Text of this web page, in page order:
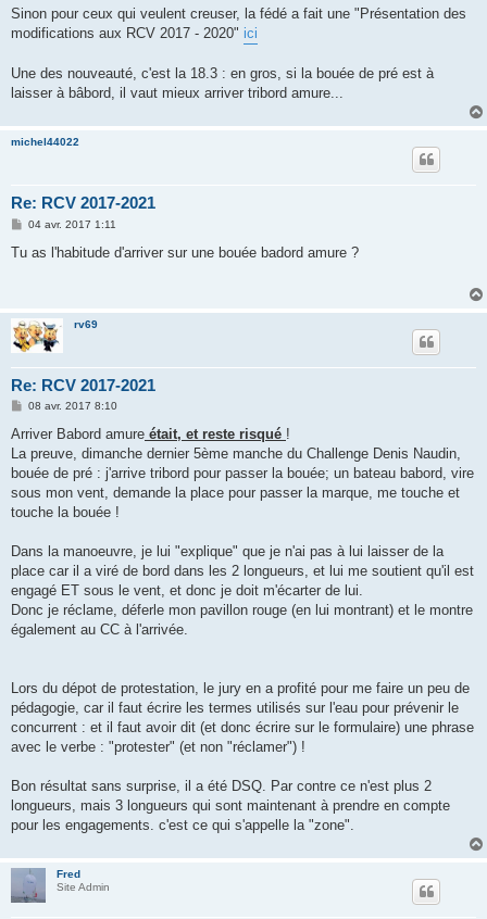
Sinon pour ceux qui veulent creuser, la fédé a fait une "Présentation des
modifications aux RCV 2017 - 2020" ici
Une des nouveauté, c'est la 18.3 : en gros, si la bouée de pré est à
laisser à bâbord, il vaut mieux arriver tribord amure...
michel44022
Re: RCV 2017-2021
M
s
04 avr. 2017 1:11
Tu as l'habitude d'arriver sur une bouée badord amure ?
rv69
Re: RCV 2017-2021
M
s
a
g
08 avr. 2017 8:10
Arriver Babord amure était, et reste risqué !
La preuve, dimanche dernier 5ème manche du Challenge Denis Naudin,
bouée de pré : j'arrive tribord pour passer la bouée; un bateau babord, vire
sous mon vent, demande la place pour passer la marque, me touche et
touche la bouée !
Dans la manoeuvre, je lui "explique" que je n'ai pas à lui laisser de la
place car il a viré de bord dans les 2 longueurs, et lui me soutient qu'il est
engagé ET sous le vent, et donc je doit m'écarter de lui.
Donc je réclame, déferle mon pavillon rouge (en lui montrant) et le montre
également au CC à l'arrivée.
Lors du dépot de protestation, le jury en a profité pour me faire un peu de
pédagogie, car il faut écrire les termes utilisés sur l'eau pour prévenir le
concurrent : et il faut avoir dit (et donc écrire sur le formulaire) une phrase
avec le verbe : "protester" (et non "réclamer") !
Bon résultat sans surprise, il a été DSQ. Par contre ce n'est plus 2
longueurs, mais 3 longueurs qui sont maintenant à prendre en compte
pour les engagements. c'est ce qui s'appelle la "zone".
Fred
Site Admin